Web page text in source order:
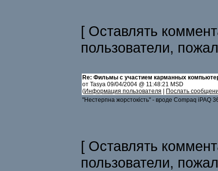
[ Оставлять
пользователи,
Re: Фильмы с участием карманных
от Tasya 09/04/2004 @ 11:48:21 MSD
(Информация пользователя
Послать
"Нестерпна жорстокість" - вроде Compaq iPAQ
[ Оставлять
пользователи,